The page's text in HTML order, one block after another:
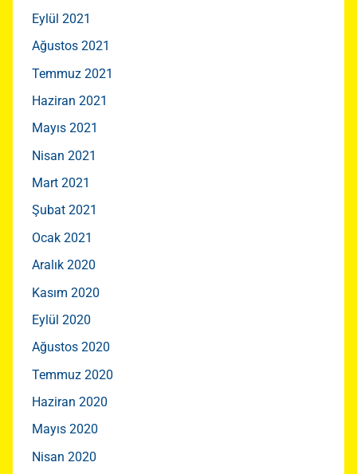
Eylül 2021
Ağustos 2021
Temmuz 2021
Haziran 2021
Mayıs 2021
Nisan 2021
Mart 2021
Şubat 2021
Ocak 2021
Aralık 2020
Kasım 2020
Eylül 2020
Ağustos 2020
Temmuz 2020
Haziran 2020
Mayıs 2020
Nisan 2020